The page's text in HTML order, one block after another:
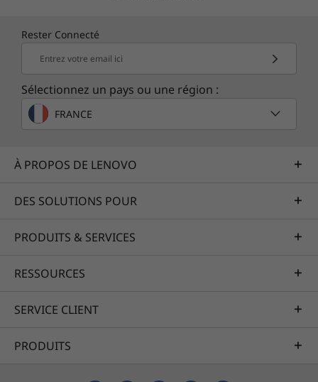
Rester Connecté
Entrez votre email ici
Sélectionnez un pays ou une région :
FRANCE
À PROPOS DE LENOVO
DES SOLUTIONS POUR
PRODUITS & SERVICES
RESSOURCES
SERVICE CLIENT
PRODUITS